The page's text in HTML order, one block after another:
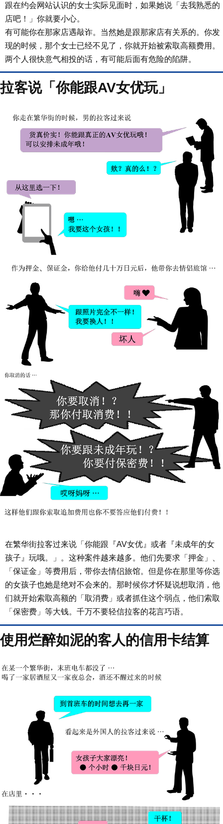
跟在约会网站认识的女士实际见面时，如果她说「去我熟悉的
店吧！」你就要小心。
有可能你在那家店遇敲诈。当然她是跟那家店有关系的。你发
现的时候，那个女士已经不见了，你就开始被索取高额费用。
两个人很快意气相投的话，有可能后面有危险的陷阱。
拉客说「你能跟AV女优玩」
在繁华街拉客过来说「你能跟『AV女优』或者『未成年的女
孩子』玩哦。」。这种案件越来越多。他们先要求「押金」、
「保证金」等费用后，带你去情侣旅馆。但是你在那里等你选
的女孩子也她是绝对不会来的。那时候你才怀疑说想取消，他
们就开始索取高额的「取消费」或者抓住这个弱点，他们索取
「保密费」等大钱。千万不要轻信拉客的花言巧语。
使用烂醉如泥的客人的信用卡结算